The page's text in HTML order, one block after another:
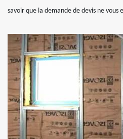
savoir que la demande de devis ne vous